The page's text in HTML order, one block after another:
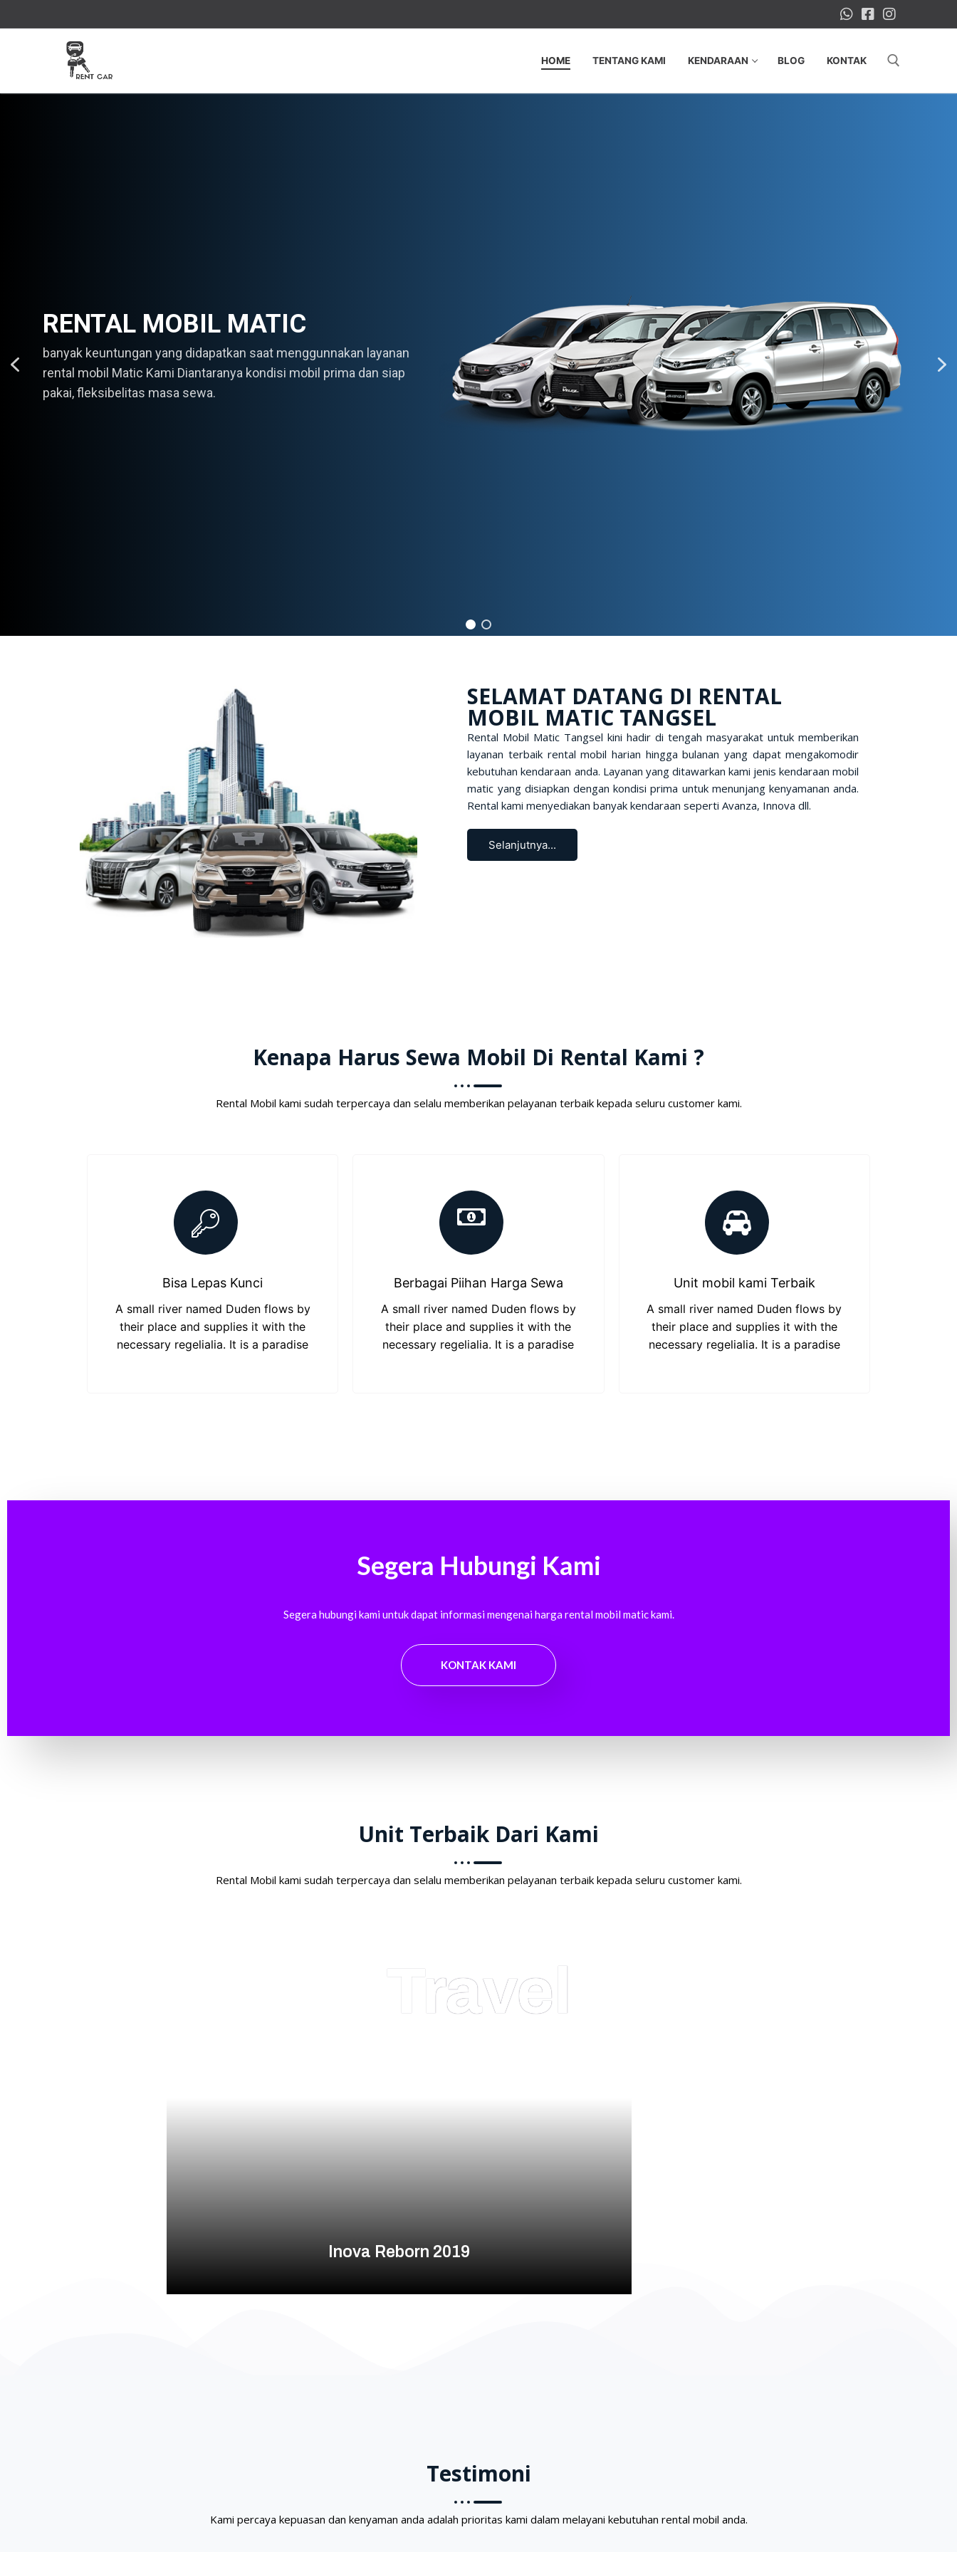
HOME TENTANG KAMI KENDARAAN BLOG KONTAK
RENTAL MOBIL MATIC
banyak keuntungan yang didapatkan saat menggunnakan layanan
rental mobil Matic Kami Diantaranya kondisi mobil prima dan siap
pakai, fleksibelitas masa sewa.
SELAMAT DATANG DI RENTAL
MOBIL MATIC TANGSEL
Rental Mobil Matic Tangsel kini hadir di tengah masyarakat untuk memberikan
layanan terbaik rental mobil harian hingga bulanan yang dapat mengakomodir
kebutuhan kendaraan anda. Layanan yang ditawarkan kami jenis kendaraan mobil
matic yang disiapkan dengan kondisi prima untuk menunjang kenyamanan anda.
Rental kami menyediakan banyak kendaraan seperti Avanza, Innova dll.
Selanjutnya...
Kenapa Harus Sewa Mobil Di Rental Kami ?
Rental Mobil kami sudah terpercaya dan selalu memberikan pelayanan terbaik kepada seluru customer kami.
Bisa Lepas Kunci
A small river named Duden flows by
their place and supplies it with the
necessary regelialia. It is a paradise
Berbagai Piihan Harga Sewa
A small river named Duden flows by
their place and supplies it with the
necessary regelialia. It is a paradise
Unit mobil kami Terbaik
A small river named Duden flows by
their place and supplies it with the
necessary regelialia. It is a paradise
Segera Hubungi Kami
Segera hubungi kami untuk dapat informasi mengenai harga rental mobil matic kami.
KONTAK KAMI
Unit Terbaik Dari Kami
Rental Mobil kami sudah terpercaya dan selalu memberikan pelayanan terbaik kepada seluru customer kami.
Travel
Inova Reborn 2019
Testimoni
Kami percaya kepuasan dan kenyaman anda adalah prioritas kami dalam melayani kebutuhan rental mobil anda.